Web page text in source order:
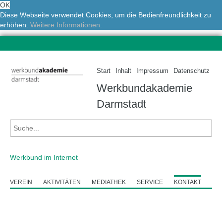
OK
Diese Webseite verwendet Cookies, um die Bedienfreundlichkeit zu
erhöhen. Weitere Informationen.
Start Inhalt Impressum Datenschutz
Werkbundakademie
Darmstadt
Werkbund im Internet
VEREIN AKTIVITÄTEN MEDIATHEK SERVICE KONTAKT